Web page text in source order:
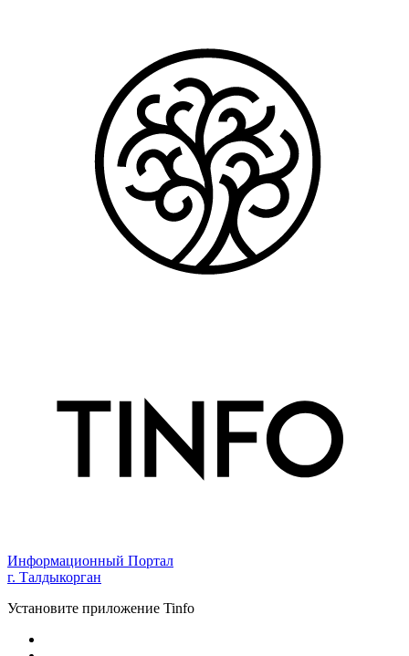
Информационный Портал
г. Талдыкорган
Установите приложение Tinfo